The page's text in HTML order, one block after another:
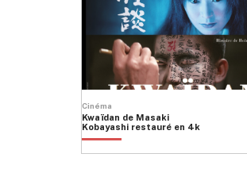
Cinéma
Kwaïdan de Masaki
Kobayashi restauré en 4k